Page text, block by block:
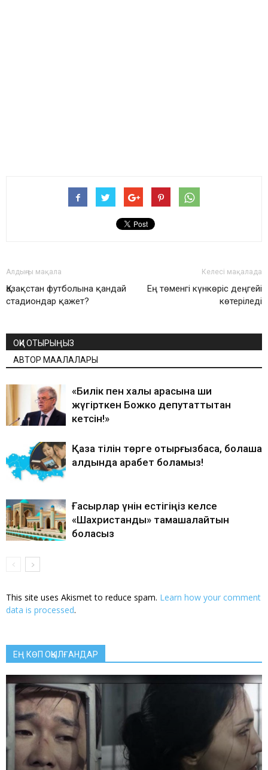
Алдыңғы мақала
Қазақстан футболына қандай
стадиондар қажет?
Келесі мақалада
Ең төменгі күнкөріс деңгейі
көтеріледі
ОҚИ ОТЫРЫҢЫЗ
АВТОР МАҚАЛАЛАРЫ
«Билік пен халық арасына ши
жүгірткен Божко депутаттықтан
кетсін!»
Қазақ тілін төрге отырғызбасақ, болашақ
алдында қарабет боламыз!
Ғасырлар үнін естігіңіз келсе
«Шахристанды» тамашалайтын
боласыз
This site uses Akismet to reduce spam. Learn how your comment
data is processed.
ЕҢ КӨП ОҚЫЛҒАНДАР